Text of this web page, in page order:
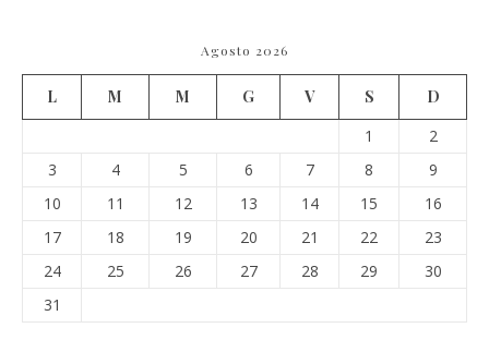
Agosto 2026
L M M G V S
D
1
2
3
4 5 6 7 8
9
10
11 12 13 14 15
16
17
18 19 20 21 22
23
24
25 26 27 28 29
30
31